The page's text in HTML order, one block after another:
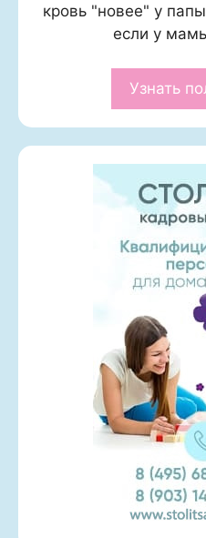
кровь "новее" у
если у
Узнать